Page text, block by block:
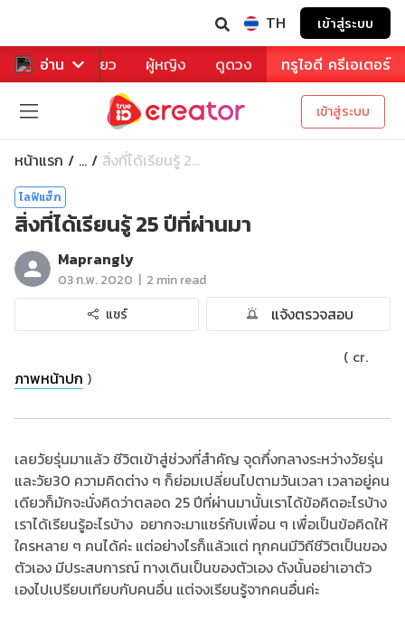
TH เข้าสู่ระบบ
อ่าน
หาร ท่องเที่ยว ผู้หญิง ดูดวง ทรูไอดี ครีเอเตอร์
เข้าสู่ระบบ
หน้าแรก ... สิ่งที่ได้เรียนรู้ 2...
ไลฟ์แฮ็ก
สิ่งที่ได้เรียนรู้ 25 ปีที่ผ่านมา
Maprangly
03 ก.พ. 2020 | 2 min read
แชร์
แจ้งตรวจสอบ
( cr.
ภาพหน้าปก )
เลยวัยรุ่นมาแล้ว ชีวิตเข้าสู่ช่วงที่สำคัญ จุดกึ่งกลางระหว่างวัยรุ่น
และวัย30 ความคิดต่าง ๆ ก็ย่อมเปลี่ยนไปตามวันเวลา เวลาอยู่คน
เดียวก็มักจะนั่งคิดว่าตลอด 25 ปีที่ผ่านมานั้นเราได้ข้อคิดอะไรบ้าง
เราได้เรียนรู้อะไรบ้าง อยากจะมาแชร์กับเพื่อน ๆ เพื่อเป็นข้อคิดให้
ใครหลาย ๆ คนได้ค่ะ แต่อย่างไรก็แล้วแต่ ทุกคนมีวิถีชีวิตเป็นของ
ตัวเอง มีประสบการณ์ ทางเดินเป็นของตัวเอง ดังนั้นอย่าเอาตัว
เองไปเปรียบเทียบกับคนอื่น แต่จงเรียนรู้จากคนอื่นค่ะ